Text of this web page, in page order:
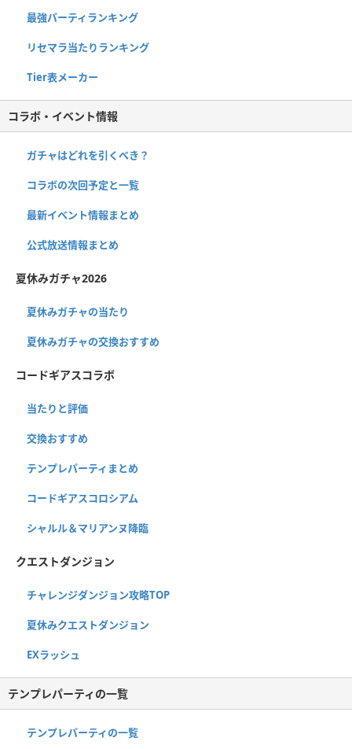
最強パーティランキング
リセマラ当たりランキング
Tier表メーカー
コラボ・イベント情報
ガチャはどれを引くべき？
コラボの次回予定と一覧
最新イベント情報まとめ
公式放送情報まとめ
夏休みガチャ2026
夏休みガチャの当たり
夏休みガチャの交換おすすめ
コードギアスコラボ
当たりと評価
交換おすすめ
テンプレパーティまとめ
コードギアスコロシアム
シャルル＆マリアンヌ降臨
クエストダンジョン
チャレンジダンジョン攻略TOP
夏休みクエストダンジョン
EXラッシュ
テンプレパーティの一覧
テンプレパーティの一覧